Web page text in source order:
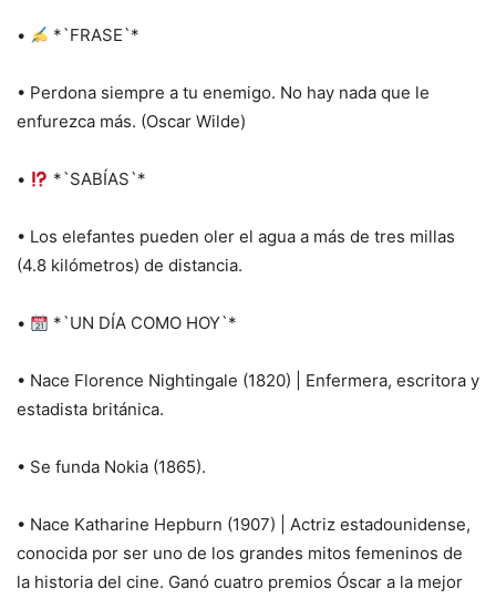
• *`FRASE`*
• Perdona siempre a tu enemigo. No hay nada que le
enfurezca más. (Oscar Wilde)
• *`SABÍAS`*
• Los elefantes pueden oler el agua a más de tres millas
(4.8 kilómetros) de distancia.
• *`UN DÍA COMO HOY`*
• Nace Florence Nightingale (1820) | Enfermera, escritora y
estadista británica.
• Se funda Nokia (1865).
• Nace Katharine Hepburn (1907) | Actriz estadounidense,
conocida por ser uno de los grandes mitos femeninos de
la historia del cine. Ganó cuatro premios Óscar a la mejor